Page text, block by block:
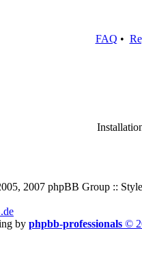
FAQ •
2007 phpBB Group ::
by phpbb-professionals ©